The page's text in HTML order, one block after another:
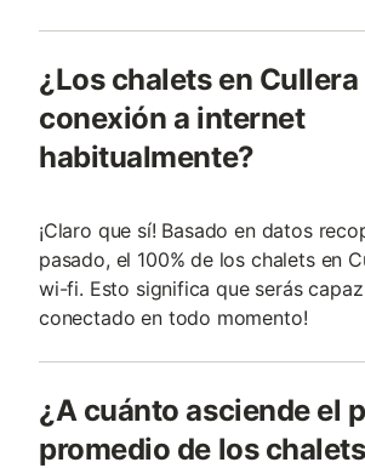
¿Los chalets en
conexión a internet
habitualmente?
¡Claro que sí! Basado en datos
pasado, el 100% de los chalets en
wi-fi. Esto significa que serás
conectado en todo momento!
¿A cuánto asciende el
promedio de los